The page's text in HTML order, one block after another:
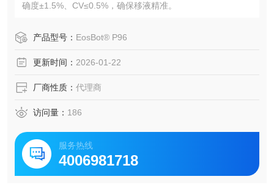
确度±1.5%、CV≤0.5%，确保移液精准。
产品型号： EosBot® P96
更新时间： 2026-01-22
厂商性质： 代理商
访问量： 186
服务热线
4006981718